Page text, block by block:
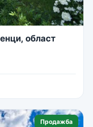
област
Продажба